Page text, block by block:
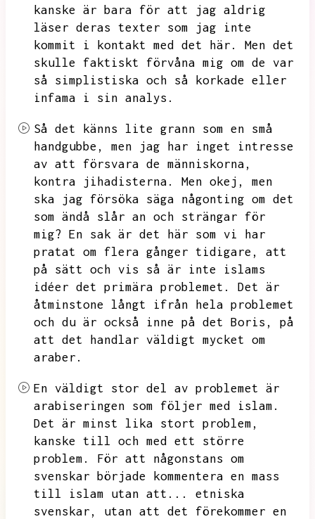
kanske är bara för att jag aldrig
läser deras texter som jag inte
kommit i kontakt med det här.
Men det
skulle faktiskt förvåna mig om de var
så simplistiska och så korkade eller
infama i sin analys.
Så det känns lite grann som en små
handgubbe,
men jag har inget intresse
av att försvara de människorna,
kontra jihadisterna.
Men okej,
men
ska jag försöka säga någonting om det
som ändå slår an och strängar för
mig? En sak är det här som vi har
pratat om flera gånger tidigare,
att
på sätt och vis så är inte islams
idéer det primära problemet.
Det är
åtminstone långt ifrån hela problemet
och du är också inne på det Boris,
på
att det handlar väldigt mycket om
araber.
En väldigt stor del av problemet är
arabiseringen som följer med islam.
Det är minst lika stort problem,
kanske till och med ett större
problem.
För att någonstans om
svenskar började kommentera en mass
till islam utan att...
etniska
svenskar,
utan att det förekommer en